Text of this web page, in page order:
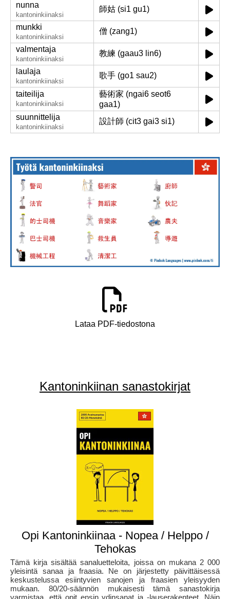
nunna
kantoninkiinaksi
師姑 (si1 gu1)
munkki
kantoninkiinaksi
僧 (zang1)
valmentaja
kantoninkiinaksi
教練 (gaau3 lin6)
laulaja
kantoninkiinaksi
歌手 (go1 sau2)
taiteilija
kantoninkiinaksi
藝術家 (ngai6 seot6
gaa1)
suunnittelija
kantoninkiinaksi
設計師 (cit3 gai3 si1)
Lataa PDF-tiedostona
Kantoninkiinan sanastokirjat
Opi Kantoninkiinaa - Nopea / Helppo /
Tehokas
Tämä kirja sisältää sanaluetteloita, joissa on mukana 2 000
yleisintä sanaa ja fraasia. Ne on järjestetty päivittäisessä
keskustelussa esiintyvien sanojen ja fraasien yleisyyden
mukaan. 80/20-säännön mukaisesti tämä sanastokirja
varmistaa, että opit ensin ydinsanat ja -lauserakenteet. Näin